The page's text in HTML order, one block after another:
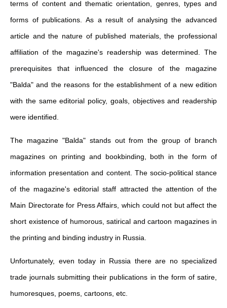
terms of content and thematic orientation, genres, types and
forms of publications. As a result of analysing the advanced
article and the nature of published materials, the professional
affiliation of the magazine's readership was determined. The
prerequisites that influenced the closure of the magazine
"Balda" and the reasons for the establishment of a new edition
with the same editorial policy, goals, objectives and readership
were identified.
The magazine "Balda" stands out from the group of branch
magazines on printing and bookbinding, both in the form of
information presentation and content. The socio-political stance
of the magazine's editorial staff attracted the attention of the
Main Directorate for Press Affairs, which could not but affect the
short existence of humorous, satirical and cartoon magazines in
the printing and binding industry in Russia.
Unfortunately, even today in Russia there are no specialized
trade journals submitting their publications in the form of satire,
humoresques, poems, cartoons, etc.